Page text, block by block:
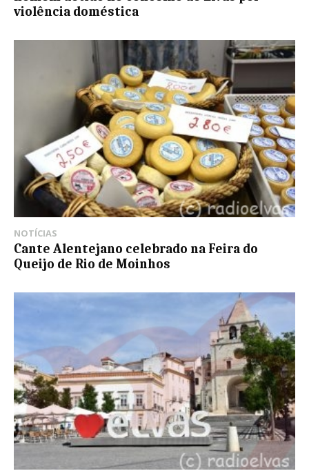
violência doméstica
NOTÍCIAS
Cante Alentejano celebrado na Feira do
Queijo de Rio de Moinhos